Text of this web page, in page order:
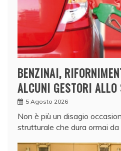
BENZINAI,
ALCUNI GESTORI ALLO
5 Agosto 2026
Non è più un disagio
strutturale che dura ormai da